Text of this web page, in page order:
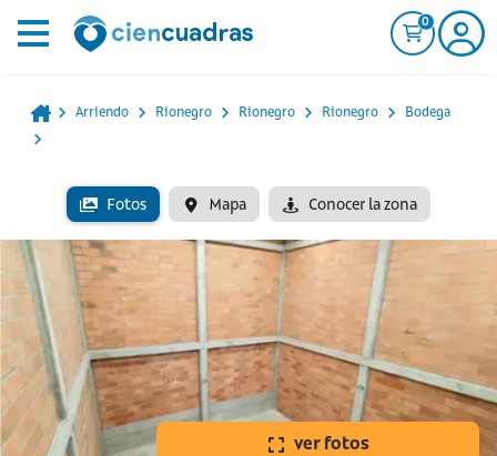
0
Arriendo Rionegro Rionegro Rionegro Bodega
Fotos Mapa Conocer la zona
ver fotos